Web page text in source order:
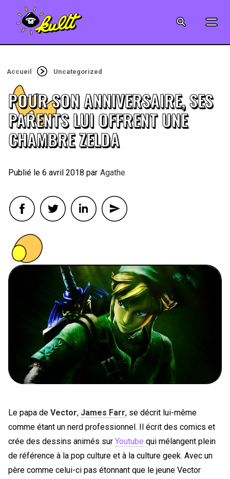
MUSIQUE
CRÉATION
ART
JEUX-VIDÉO
VINTAGE
FOOD
BONS PLANS
SOUTENEZ KULTT
Accueil Uncategorized
POUR SON ANNIVERSAIRE, SES
PARENTS LUI OFFRENT UNE
CHAMBRE ZELDA
6 avril 2018 By Agathe
Le papa de Vector, James Farr, se décrit lui-même
comme étant un nerd professionnel. Il écrit des comics et
crée des dessins animés sur Youtube qui mélangent plein
de référence à la pop culture et à la culture geek. Avec un
père comme celui-ci pas étonnant que le jeune Vector